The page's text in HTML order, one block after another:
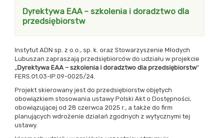
Dyrektywa EAA – szkolenia i doradztwo dla
przedsiębiorstw
Instytut ADN sp. z o.o., sp. k. oraz Stowarzyszenie Młodych
Lubuszan zapraszają przedsiębiorców do udziału w projekcie
„Dyrektywa EAA – szkolenia i doradztwo dla przedsiębiorstw”
FERS.01.03-IP.09-0025/24.
Projekt skierowany jest do przedsiębiorstw objętych
obowiązkiem stosowania ustawy Polski Akt o Dostępności,
obowiązującej od 28 czerwca 2025 r., a także do firm
planujących wdrożenie działań zgodnych z wytycznymi tej
ustawy.